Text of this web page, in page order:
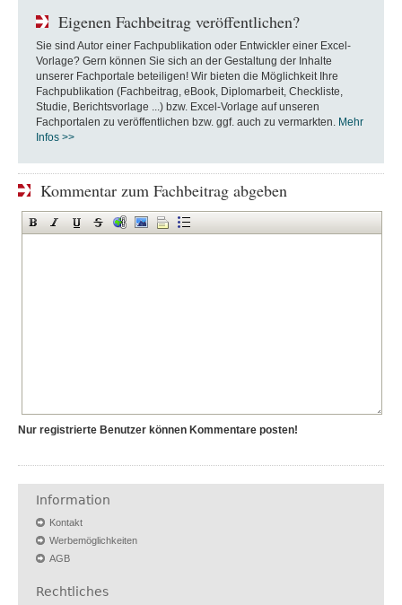
Eigenen Fachbeitrag veröffentlichen?
Sie sind Autor einer Fachpublikation oder Entwickler einer Excel-
Vorlage? Gern können Sie sich an der Gestaltung der Inhalte
unserer Fachportale beteiligen! Wir bieten die Möglichkeit Ihre
Fachpublikation (Fachbeitrag, eBook, Diplomarbeit, Checkliste,
Studie, Berichtsvorlage ...) bzw. Excel-Vorlage auf unseren
Fachportalen zu veröffentlichen bzw. ggf. auch zu vermarkten. Mehr
Infos >>
Kommentar zum Fachbeitrag abgeben
Nur registrierte Benutzer können Kommentare posten!
Information
Kontakt
Werbemöglichkeiten
AGB
Rechtliches